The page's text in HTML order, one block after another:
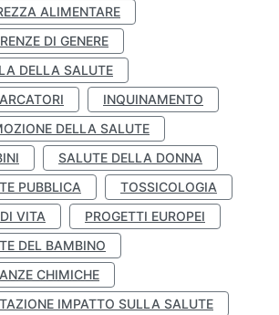
ALIMENTARE
DI GENERE
DELLA SALUTE
INQUINAMENTO
DELLA SALUTE
SALUTE DELLA DONNA
PUBBLICA
TOSSICOLOGIA
VITA
PROGETTI EUROPEI
DEL BAMBINO
CHIMICHE
IMPATTO SULLA SALUTE